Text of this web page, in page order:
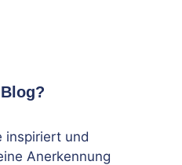
inspiriert und
Anerkennung